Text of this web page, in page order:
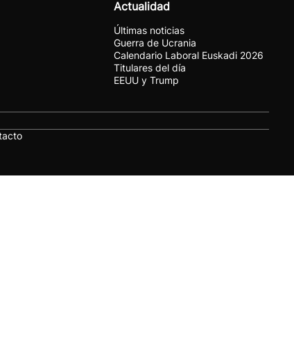
Actualidad
Últimas noticias
Guerra de Ucrania
Calendario Laboral Euskadi 2026
Titulares del día
EEUU y Trump